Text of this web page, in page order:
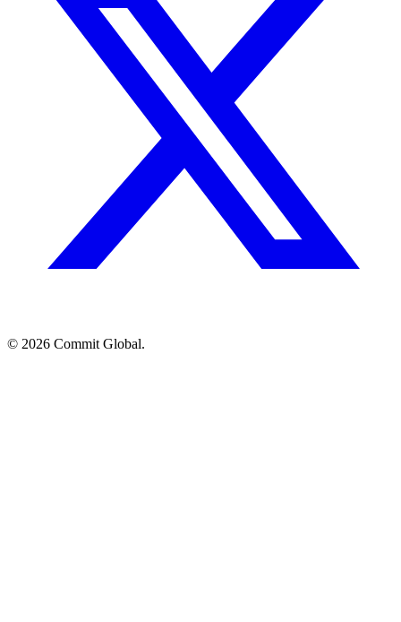
© 2026 Commit Global.